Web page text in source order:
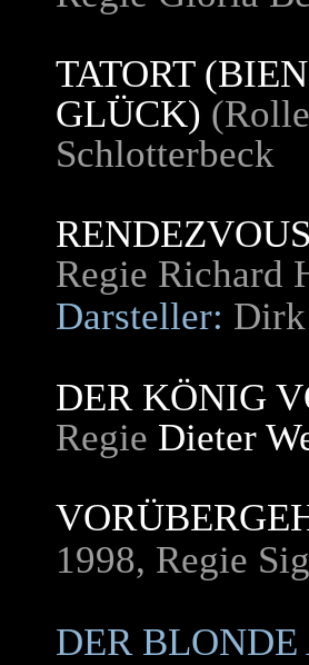
TATORT
GLÜCK)
Schlotterbeck
Regie Richard
Darsteller:
DER KÖNIG
Regie Dieter
1998, Regie
DER BLONDE